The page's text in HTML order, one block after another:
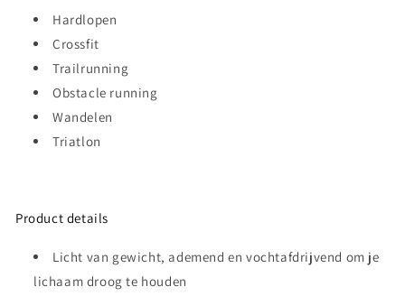
Hardlopen
Crossfit
Trailrunning
Obstacle running
Wandelen
Triatlon
Product details
Licht van gewicht, ademend en vochtafdrijvend om je
lichaam droog te houden